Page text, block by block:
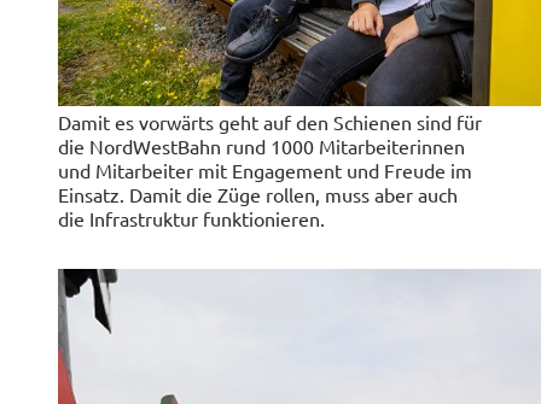
Damit es vorwärts geht auf den Schienen sind für
die NordWestBahn rund 1000 Mitarbeiterinnen
und Mitarbeiter mit Engagement und Freude im
Einsatz. Damit die Züge rollen, muss aber auch
die Infrastruktur funktionieren.